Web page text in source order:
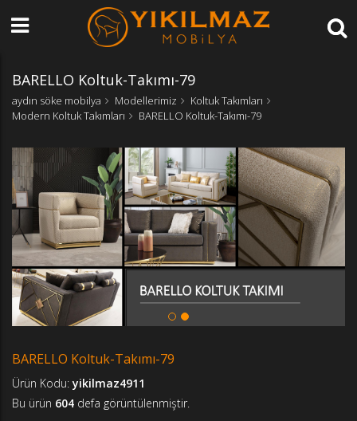
BARELLO Koltuk-Takımı-79
aydın söke mobilya Modellerimiz
Koltuk Takımları
Modern Koltuk Takımları
BARELLO Koltuk-Takımı-79
BARELLO Koltuk-Takımı-79
Ürün Kodu:yikilmaz4911
Bu ürün 604 defa görüntülenmiştir.